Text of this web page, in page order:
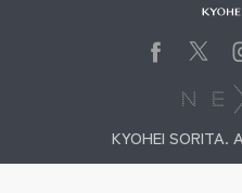
KYOHEI SORITA.